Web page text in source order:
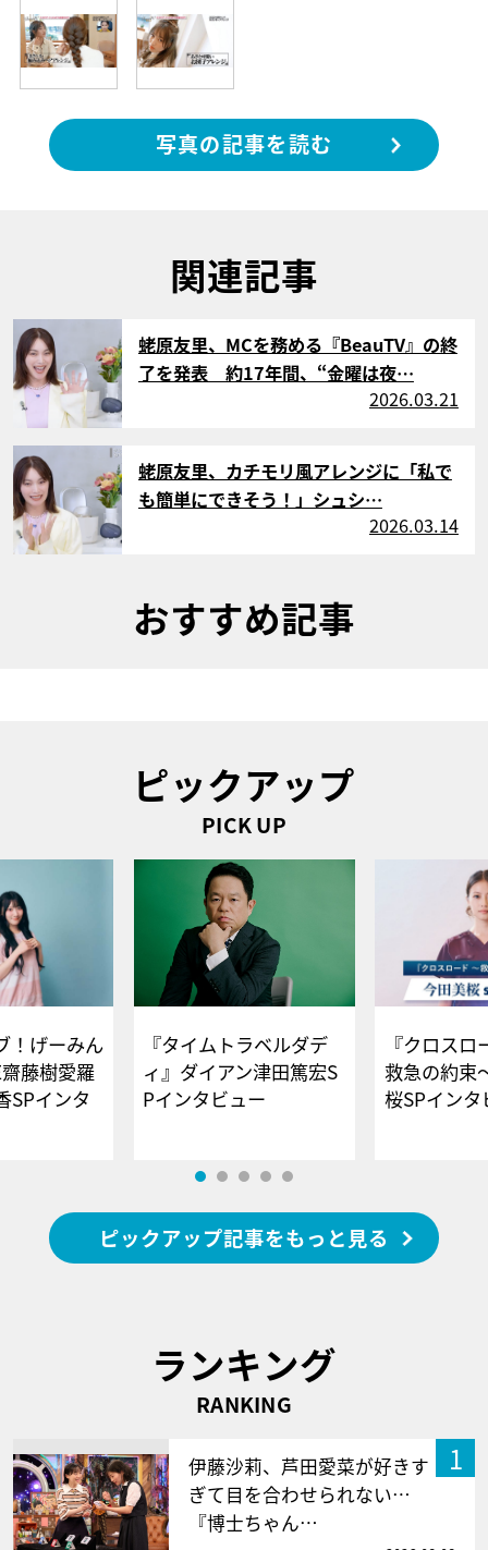
写真の記事を読む
関連記事
サムネイル
蛯原友里、MCを務める『BeauTV』の終
了を発表 約17年間、“金曜は夜…
2026.03.21
蛯原友里、カチモリ風アレンジに「私で
も簡単にできそう！」シュシ…
2026.03.14
おすすめ記事
ピックアップ
PICK UP
！げーみん
藤樹愛羅
SPインタ
『タイムトラベルダデ
ィ』ダイアン津田篤宏S
Pインタビュー
『クロス
救急の約束
桜SPイ
ピックアップ記事をもっと見る
ランキング
RANKING
1
伊藤沙莉、芦田愛菜が好きす
ぎて目を合わせられない…
『博士ちゃん…